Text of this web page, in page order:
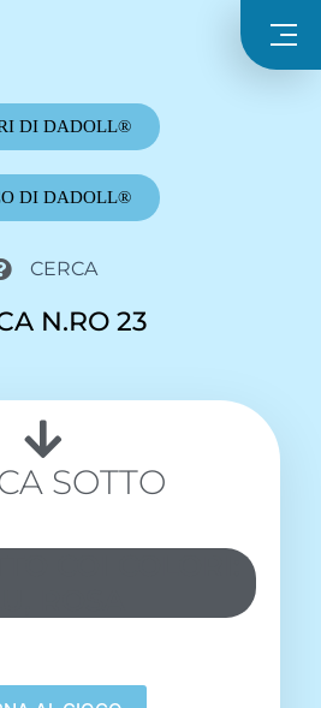
DI DADOLL®
DI DADOLL®
CERCA
N.RO 23
SOTTO